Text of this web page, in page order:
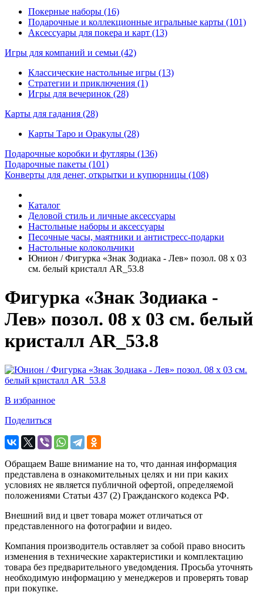
Покерные наборы (16)
Подарочные и коллекционные игральные карты (101)
Аксессуары для покера и карт (13)
Игры для компаний и семьи (42)
Классические настольные игры (13)
Стратегии и приключения (1)
Игры для вечеринок (28)
Карты для гадания (28)
Карты Таро и Оракулы (28)
Подарочные коробки и футляры (136)
Подарочные пакеты (101)
Конверты для денег, открытки и купюрницы (108)
Каталог
Деловой стиль и личные аксессуары
Настольные наборы и аксессуары
Песочные часы, маятники и антистресс-подарки
Настольные колокольчики
Юнион / Фигурка «Знак Зодиака - Лев» позол. 08 х 03
см. белый кристалл AR_53.8
Фигурка «Знак Зодиака -
Лев» позол. 08 х 03 см. белый
кристалл AR_53.8
В избранное
Поделиться
Обращаем Ваше внимание на то, что данная информация
представлена в ознакомительных целях и ни при каких
условиях не является публичной офертой, определяемой
положениями Статьи 437 (2) Гражданского кодекса РФ.
Внешний вид и цвет товара может отличаться от
представленного на фотографии и видео.
Компания производитель оставляет за собой право вносить
изменения в технические характеристики и комплектацию
товара без предварительного уведомдения. Просьба уточнять
необходимую информацию у менеджеров и проверять товар
при покупке.